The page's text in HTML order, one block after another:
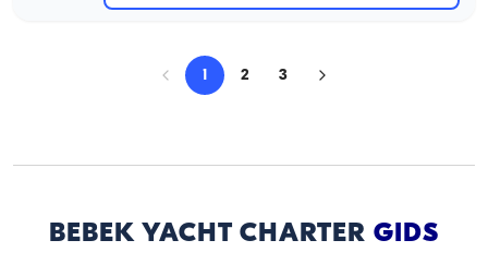
1 2 3
BEBEK YACHT CHARTER GIDS